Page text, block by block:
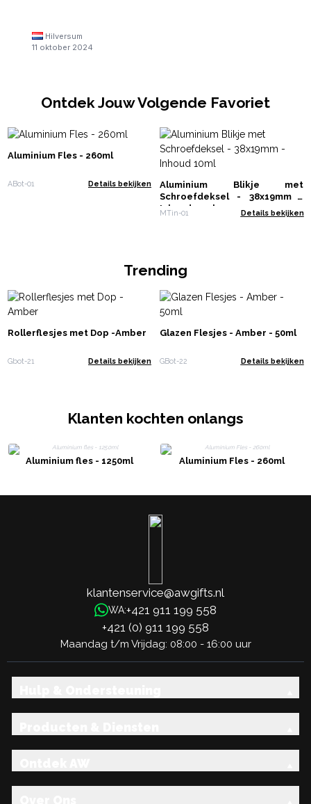
Hilversum
11 oktober 2024
Ontdek Jouw Volgende Favoriet
Aluminium Fles - 260ml
ABot-01 Details bekijken
Aluminium Blikje met
Schroefdeksel - 38x19mm -
Inhoud 10ml
MTin-01 Details bekijken
Trending
Rollerflesjes met Dop -Amber
Gbot-21 Details bekijken
Glazen Flesjes - Amber - 50ml
GBot-22 Details bekijken
Klanten kochten onlangs
Aluminium fles - 1250ml Aluminium Fles - 260ml
klantenservice@awgifts.nl
WA:+421 911 199 558
+421 (0) 911 199 558
Maandag t/m Vrijdag: 08:00 - 16:00 uur